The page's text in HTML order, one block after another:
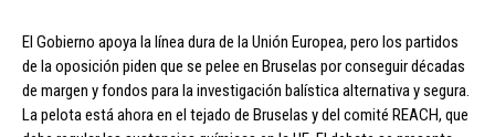
El Gobierno apoya la línea dura de la Unión Europea, pero los partidos
de la oposición piden que se pelee en Bruselas por conseguir décadas
de margen y fondos para la investigación balística alternativa y segura.
La pelota está ahora en el tejado de Bruselas y del comité REACH, que